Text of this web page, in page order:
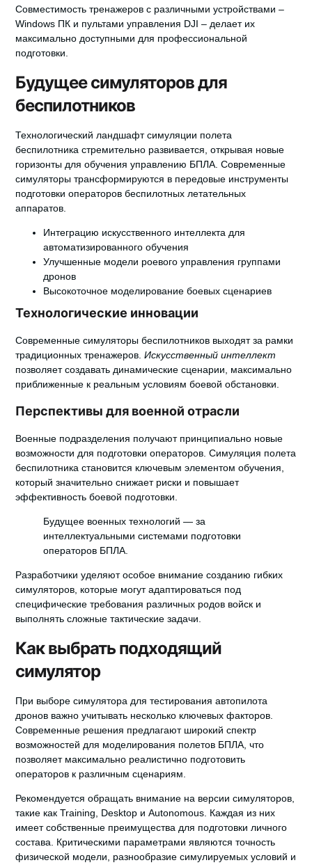
Совместимость тренажеров с различными устройствами –
Windоws ПК и пультами управления DJI – делает их
максимально доступными для профессиональной
подготовки.
Будущее симуляторов для
беспилотников
Технологический ландшафт симуляции полета
беспилотника стремительно развивается, открывая новые
горизонты для обучения управлению БПЛА. Современные
симуляторы трансформируются в передовые инструменты
подготовки операторов беспилотных летательных
аппаратов.
Интеграцию искусственного интеллекта для
автоматизированного обучения
Улучшенные модели роевого управления группами
дронов
Высокоточное моделирование боевых сценариев
Технологические инновации
Современные симуляторы беспилотников выходят за рамки
традиционных тренажеров.Искусственный интеллект
позволяет создавать динамические сценарии, максимально
приближенные к реальным условиям боевой обстановки.
Перспективы для военной отрасли
Военные подразделения получают принципиально новые
возможности для подготовки операторов.Симуляция полета
беспилотника становится ключевым элементом обучения,
который значительно снижает риски и повышает
эффективность боевой подготовки.
Будущее военных технологий — за
интеллектуальными системами подготовки
операторов БПЛА.
Разработчики уделяют особое внимание созданию гибких
симуляторов, которые могут адаптироваться под
специфические требования различных родов войск и
выполнять сложные тактические задачи.
Как выбрать подходящий
симулятор
При выборе симулятора для тестирования автопилота
дронов важно учитывать несколько ключевых факторов.
Современные решения предлагают широкий спектр
возможностей для моделирования полетов БПЛА, что
позволяет максимально реалистично подготовить
операторов к различным сценариям.
Рекомендуется обращать внимание на версии симуляторов,
такие как Training, Desktop и Autonomous. Каждая из них
имеет собственные преимущества для подготовки личного
состава. Критическими параметрами являются точность
физической модели, разнообразие симулируемых условий и